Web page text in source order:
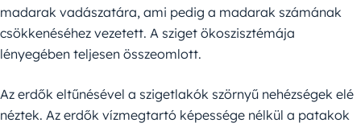
madarak vadászatára, ami pedig a madarak számának
csökkenéséhez vezetett. A sziget ökoszisztémája
lényegében teljesen összeomlott.
Az erdők eltűnésével a szigetlakók szörnyű nehézségek elé
néztek. Az erdők vízmegtartó képessége nélkül a patakok